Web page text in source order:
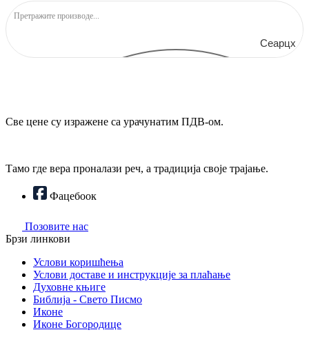
Сеарцх
Све цене су изражене са урачунатим ПДВ-ом.
Тамо где вера проналази реч, а традиција своје трајање.
Фацебоок
Позовите нас
Брзи линкови
Услови коришћења
Услови доставе и инструкције за плаћање
Духовне књиге
Библија - Свето Писмо
Иконе
Иконе Богородице